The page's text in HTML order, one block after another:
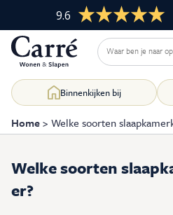
9.6
Skip
to
Woonkamer
Binnenkijken bij
Home> Welke soorten
Welke soorten
er?